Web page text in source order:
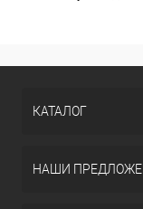
КАТАЛОГ
НАШИ